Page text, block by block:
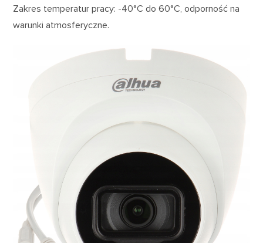
Zakres temperatur pracy: -40°C do 60°C, odporność na
warunki atmosferyczne.